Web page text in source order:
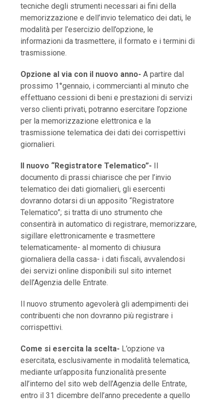
tecniche degli strumenti necessari ai fini della
memorizzazione e dell’invio telematico dei dati, le
modalità per l’esercizio dell’opzione, le
informazioni da trasmettere, il formato e i termini di
trasmissione.
Opzione al via con il nuovo anno- A partire dal
prossimo 1°gennaio, i commercianti al minuto che
effettuano cessioni di beni e prestazioni di servizi
verso clienti privati, potranno esercitare l’opzione
per la memorizzazione elettronica e la
trasmissione telematica dei dati dei corrispettivi
giornalieri.
Il nuovo “Registratore Telematico”-
documento di prassi chiarisce che per l’invio
telematico dei dati giornalieri, gli esercenti
dovranno dotarsi di un apposito “Registratore
Telematico”; si tratta di uno strumento che
consentirà in automatico di registrare, memorizzare,
sigillare elettronicamente e trasmettere
telematicamente- al momento di chiusura
giornaliera della cassa- i dati fiscali, avvalendosi
dei servizi online disponibili sul sito internet
dell’Agenzia delle Entrate.
Il nuovo strumento agevolerà gli adempimenti dei
contribuenti che non dovranno più registrare i
corrispettivi.
Come si esercita la scelta- L’opzione va
esercitata, esclusivamente in modalità telematica,
mediante un’apposita funzionalità presente
all’interno del sito web dell’Agenzia delle Entrate,
entro il 31 dicembre dell’anno precedente a quello